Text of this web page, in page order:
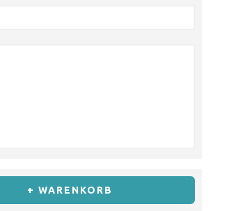
+ WARENKORB